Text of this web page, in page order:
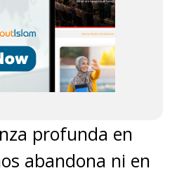
profunda en
abandona ni en